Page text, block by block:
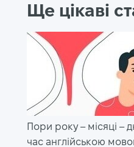
Ще цікаві
Пори року – місяці –
час англійською